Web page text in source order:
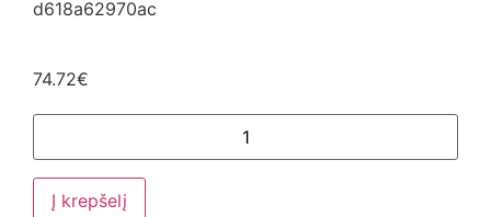
d618a62970ac
74.72€
Į krepšelį